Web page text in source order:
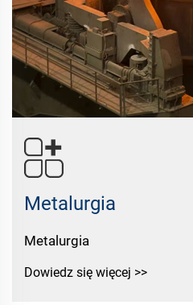
Metalurgia
Metalurgia
Dowiedz się więcej >>